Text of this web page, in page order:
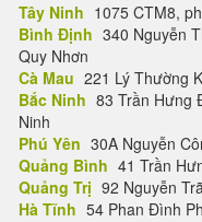
Tây Ninh 1075 CTM8,
Bình Định 340 Nguyễn
Quy Nhơn
Cà Mau 221 Lý Thường
Bắc Ninh 83 Trần Hưng
Ninh
Phú Yên 30A Nguyễn
Quảng Bình 41 Trần
Quảng Trị 92 Nguyễn
Hà Tĩnh 54 Phan Đình